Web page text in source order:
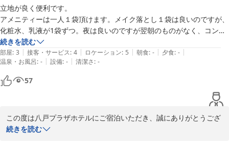
一方で、夕食のバイキングにつきましては、ご期待に沿えず申し訳
ございません。
カニやステーキの内容、ならびに味噌汁の提供につきまして、貴重
なご意見をいただきありがとうございます。
お客様からいただいたご指摘は、今後のサービス向上のため真摯に
受け止め、改善の参考とさせていただきます。
また八戸にお越しの際は、ぜひ当ホテルをご利用いただけますと幸
ありがとうございました。
立地が良く便利です。
アメニティーは一人１袋頂けます。メイク落とし１袋は良いのですが、
化粧水、乳液が1袋ずつ。夜は良いのですが翌朝のものがなく、コンビ
ニに行って購入しました。シャワーキャップは使わないのにセットに入
っており、勿体無いなと思いました。
もっとも、フロントからアメニティーを沢山持っていく人がいないの
は、公平感があり、好感を持ちました。
ハンガーは、スカートなどを左右2箇所で留める洗濯バサミ様のものは
壁は薄目。部屋は綺麗でした！
続きを読む
部屋: 3 | 接客・サービス: 4 | ロケーション: 5 | 朝食: - | 夕食: - |
温泉・お風呂: - | 設備: - | 清潔さ: -
57
この度は八戸プラザホテルにご宿泊いただき、誠にありがとうござ
います。
続きを読む